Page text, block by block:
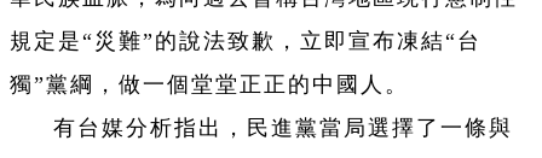
規定是“災難”的說法致歉，立即宣布凍結“台
獨”黨綱，做一個堂堂正正的中國人。
有台媒分析指出，民進黨當局選擇了一條與